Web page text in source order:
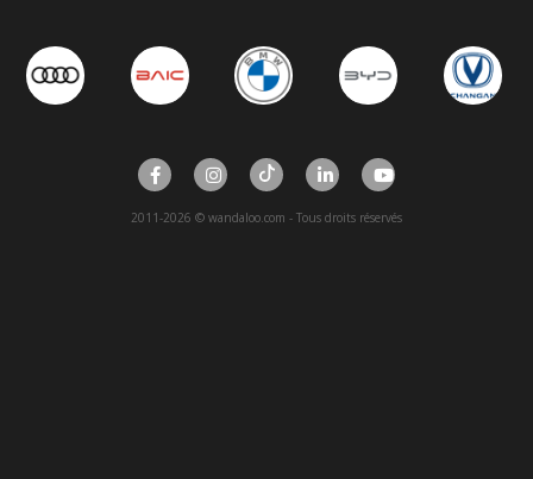
2011-2026 © wandaloo.com - Tous droits réservés